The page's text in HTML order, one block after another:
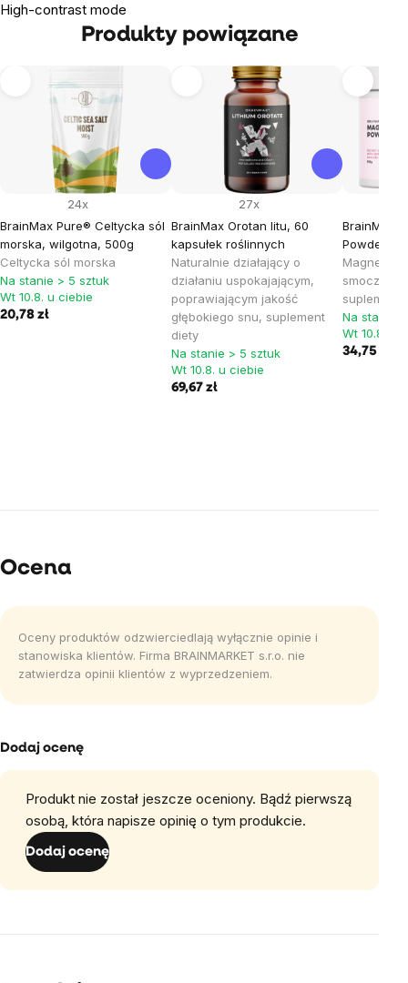
High-contrast mode
Produkty powiązane
BrainMax Pure® Celtycka sól
morska, wilgotna, 500g
Celtycka sól morska
24x
Na stanie > 5 sztuk
Wt 10.8. u ciebie
20,78 zł
BrainMax Orotan litu, 60
kapsułek roślinnych
Naturalnie działający o
działaniu uspokajającym,
poprawiającym jakość
głębokiego snu, suplement
diety
27x
Na stanie > 5 sztuk
Wt 10.8. u ciebie
69,67 zł
BrainMax
Powder,
Magnez
smoczego
suplement
Na stanie
Wt 10.8. u
34,75 zł
Ocena
Oceny produktów odzwierciedlają wyłącznie opinie i
stanowiska klientów. Firma BRAINMARKET s.r.o. nie
zatwierdza opinii klientów z wyprzedzeniem.
Dodaj ocenę
Produkt nie został jeszcze oceniony. Bądź pierwszą
osobą, która napisze opinię o tym produkcie.
Dodaj ocenę